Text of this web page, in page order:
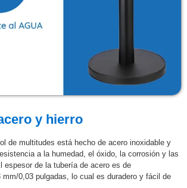
y hierro
de multitudes está hecho de acero inoxidable y
a la humedad, el óxido, la corrosión y las
espesor de la tubería de acero es de
mm/0,03 pulgadas, lo cual es duradero y fácil de